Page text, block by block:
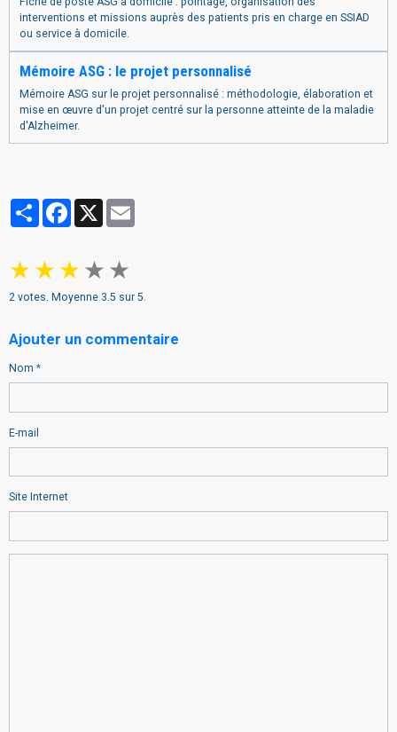
interventions et missions auprès des patients pris en charge en SSIAD
ou service à domicile.
Mémoire ASG : le projet personnalisé
Mémoire ASG sur le projet personnalisé : méthodologie, élaboration et
mise en œuvre d'un projet centré sur la personne atteinte de la maladie
d'Alzheimer.
PartagerFacebook
★ ★ ★ ★ ★
2 votes. Moyenne 3.5 sur 5.
Ajouter un commentaire
Nom
E-mail
Site Internet